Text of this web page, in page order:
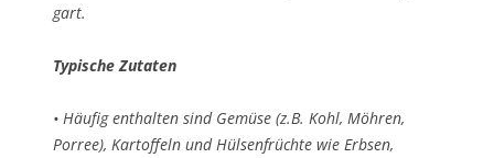
gart.
Typische Zutaten
• Häufig enthalten sind Gemüse (z.B. Kohl, Möhren,
Porree), Kartoffeln und Hülsenfrüchte wie Erbsen,